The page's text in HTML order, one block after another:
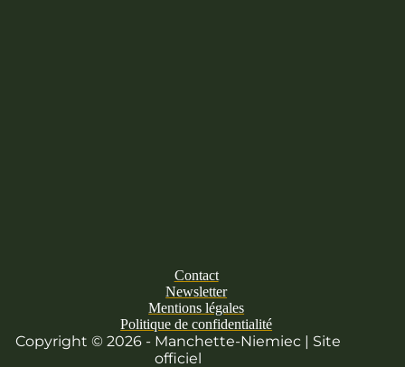
Contact
Newsletter
Mentions légales
Politique de confidentialité
Copyright © 2026 - Manchette-Niemiec | Site
officiel